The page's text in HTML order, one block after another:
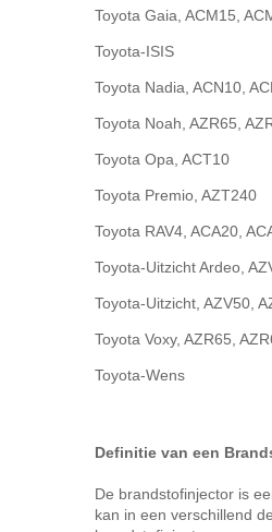
Toyota Gaia, ACM15,
Toyota-ISIS
Toyota Nadia, ACN10,
Toyota Noah, AZR65,
Toyota Opa, ACT10
Toyota Premio, AZT240
Toyota RAV4, ACA20,
Toyota-Uitzicht Ardeo,
Toyota-Uitzicht, AZV50,
Toyota Voxy, AZR65,
Toyota-Wens
Definitie van een
De brandstofinjector is
kan in een verschillend